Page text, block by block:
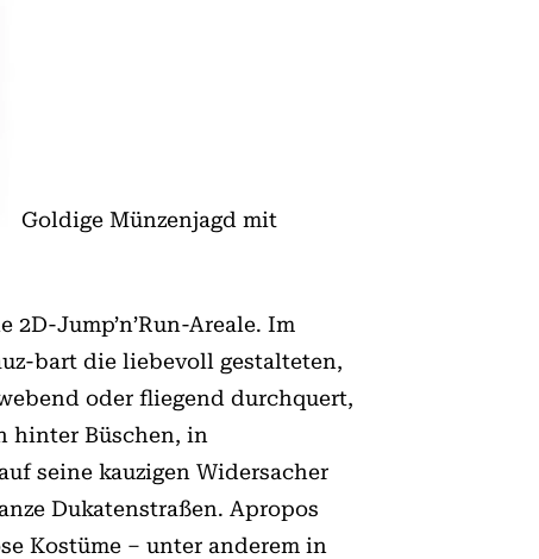
Goldige Münzenjagd mit
Jump’n’Run-Areale. Im
bart die liebevoll gestalteten,
oder fliegend durchquert,
hinter Büschen, in
seine kauzigen Widersacher
Dukatenstraßen. Apropos
Kostüme – unter anderem in